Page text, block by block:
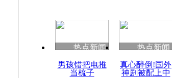
热点新闻
男孩错把电推
当梳子
热点新闻
真心醉倒!国外
神剧被配上中